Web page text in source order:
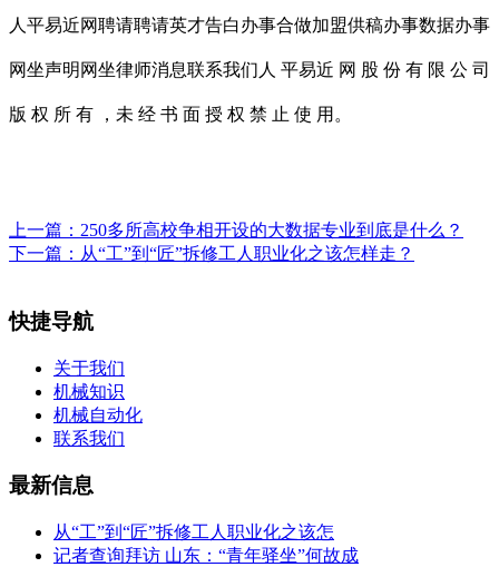
人平易近网聘请聘请英才告白办事合做加盟供稿办事数据办事
网坐声明网坐律师消息联系我们人 平易近 网 股 份 有 限 公 司
版 权 所 有 ，未 经 书 面 授 权 禁 止 使 用。
上一篇： 250多所高校争相开设的大数据专业到底是什么？
下一篇： 从“工”到“匠”拆修工人职业化之该怎样走？
快捷导航
关于我们
机械知识
机械自动化
联系我们
最新信息
从“工”到“匠”拆修工人职业化之该怎
记者查询拜访 山东：“青年驿坐”何故成